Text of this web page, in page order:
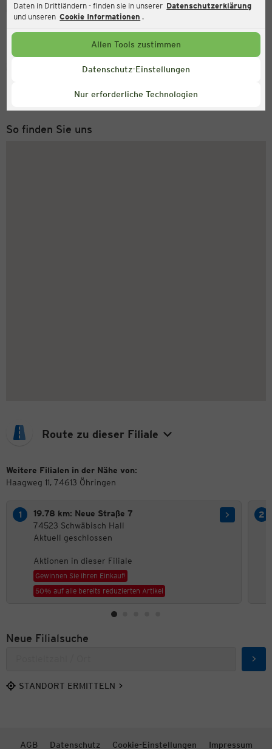
Daten in Drittländern - finden sie in unserer Datenschutzerklärung
und unseren Cookie Informationen .
Allen Tools zustimmen
Datenschutz-Einstellungen
Nur erforderliche Technologien
Aktuell:
Geöffnet
Service Hotline
Montag bis Freitag 8-18 Uhr
So finden Sie uns
Route zu dieser Filiale
Weitere Filialen in der Nähe von:
Haagweg 11, 74613 Öhringen
19.78 km: Neue Straße 7
74523 Schwäbisch Hall
Aktuell geschlossen
Aktionen in dieser Filiale
Gewinnen Sie Ihren Einkauf!
50% auf alle bereits reduzierten Artikel
Neue Filialsuche
STANDORT ERMITTELN
AGB Datenschutz Cookie-Einstellungen Impressum